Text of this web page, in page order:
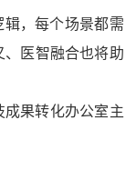
辑，每个场景都需
医智融合也将助
果转化办公室主